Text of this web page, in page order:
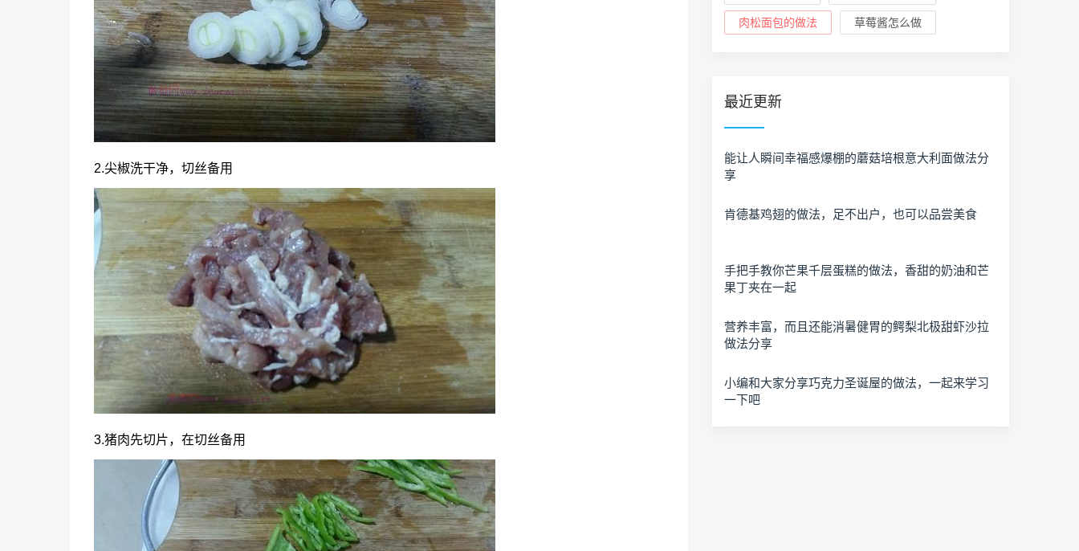
2.尖椒洗干净，切丝备用
3.猪肉先切片，在切丝备用
肉松面包的做法 草莓酱怎么做
最近更新
能让人瞬间幸福感爆棚的蘑菇培根意大利面做法分
享
肯德基鸡翅的做法，足不出户，也可以品尝美食
手把手教你芒果千层蛋糕的做法，香甜的奶油和芒
果丁夹在一起
营养丰富，而且还能消暑健胃的鳄梨北极甜虾沙拉
做法分享
小编和大家分享巧克力圣诞屋的做法，一起来学习
一下吧